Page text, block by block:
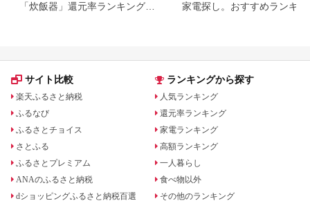
「炊飯器」還元率ランキング！
家電探し。おすすめランキン
サイト比較
楽天ふるさと納税
ふるなび
ふるさとチョイス
さとふる
ふるさとプレミアム
ANAのふるさと納税
dショッピングふるさと納税百選
ランキングから探す
人気ランキング
還元率ランキング
家電ランキング
高額ランキング
一人暮らし
食べ物以外
その他のランキング